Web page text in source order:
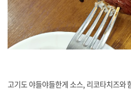
고기도 야들야들한게 소스, 리코타치즈와